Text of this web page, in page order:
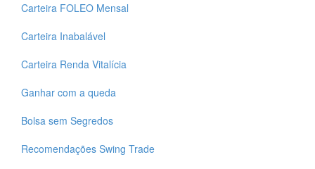
Carteira FOLEO Mensal
Carteira Inabalável
Carteira Renda Vitalícia
Ganhar com a queda
Bolsa sem Segredos
Recomendações Swing Trade